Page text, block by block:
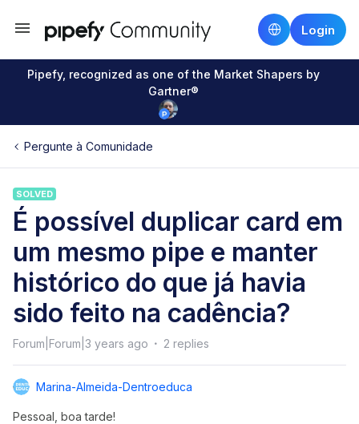
Login
Pipefy, recognized as one of the Market Shapers by
Gartner®
Pergunte à Comunidade
SOLVED
É possível duplicar card em
um mesmo pipe e manter
histórico do que já havia
sido feito na cadência?
Forum|Forum|3 years ago 2 replies
Marina-Almeida-Dentroeduca
Pessoal, boa tarde!